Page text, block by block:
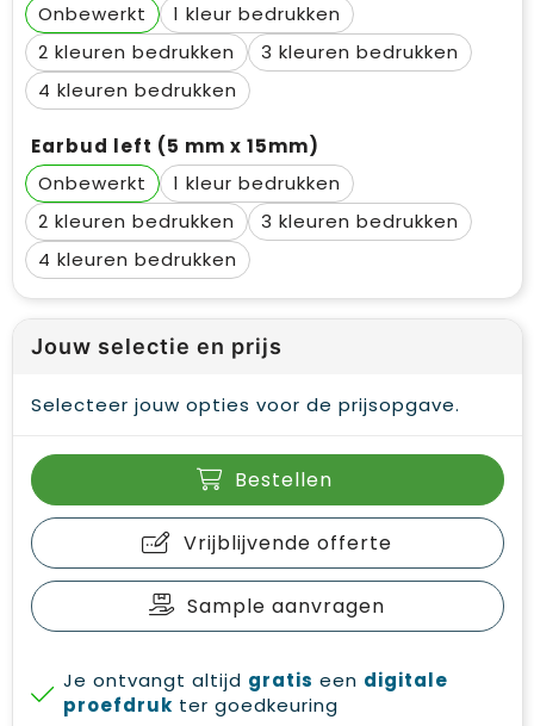
Onbewerkt
1
2
3
4
Earbud left (5 mm x 15mm)
Onbewerkt
1
2
3
4
Jouw selectie en prijs
Selecteer jouw opties voor de prijsopgave.
Bestellen
Vrijblijvende offerte
Sample aanvragen
Je ontvangt altijd gratis een digitale
proefdruk ter goedkeuring